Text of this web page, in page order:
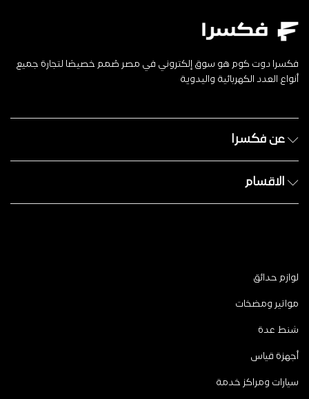
فكسرا دوت كوم هو سوق إلكتروني في مصر صُمم خصيصًا لتجارة جميع
أنواع العدد الكهربائية واليدوية
عن فكسرا
الاقسام
لوازم حدائق
مواتير ومضخات
شنط عدة
أجهزة قياس
سيارات ومراكز خدمة